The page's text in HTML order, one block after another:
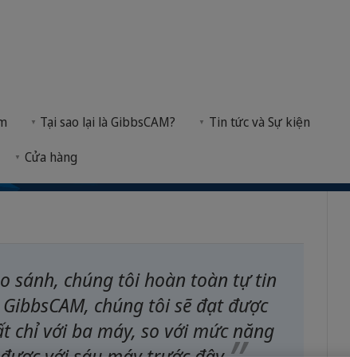
Tại sao lại là GibbsCAM?
Tin tức và Sự kiện
Cửa hàng
Tschamber nâng cao hiệu quả sản xuất nhờ PrimeTurning™ và
tại Đức, đã áp dụng công nghệ
cao hiệu quả sản
sánh, chúng tôi hoàn toàn tự tin
chúng tôi sẽ đạt được
chỉ với ba máy, so với mức năng